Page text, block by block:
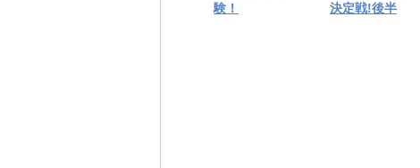
験！
決定戦!後半